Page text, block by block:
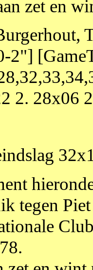
zet en
2"]
2. 28x06
tegen